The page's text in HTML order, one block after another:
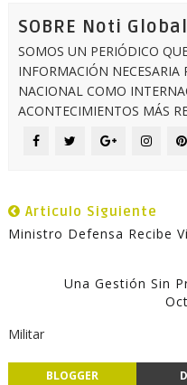
SOBRE Noti
SOMOS UN PERIÓDICO
INFORMACIÓN NECESARIA
NACIONAL COMO
ACONTECIMIENTOS MÁS
Articulo Siguiente
Ministro Defensa Recibe
Una Gestión Sin
Militar
BLOGGER